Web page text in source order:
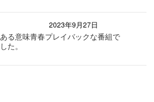
2023年9月27日
ある意味青春プレイバックな番組で
した。